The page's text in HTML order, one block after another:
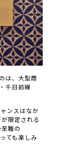
は、大型商
千日前線
ンスはなか
限定される
難の
ても楽しみ